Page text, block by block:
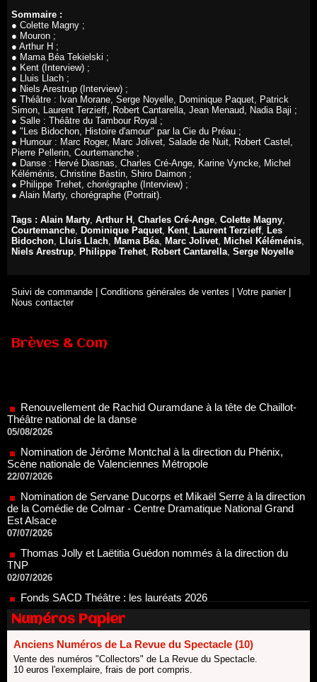
Sommaire :
● Colette Magny ;
● Mouron ;
● Arthur H ;
● Mama Béa Tekielski ;
● Kent (Interview) ;
● Lluis Llach ;
● Niels Arestrup (Interview) ;
● Théâtre : Ivan Morane, Serge Noyelle, Dominique Paquet, Patrick
Simon, Laurent Terzieff, Robert Cantarella, Jean Menaud, Nadia Baji ;
● Salle : Théâtre du Tambour Royal ;
● "Les Bidochon, Histoire d'amour" par la Cie du Préau ;
● Humour : Marc Roger, Marc Jolivet, Salade de Nuit, Robert Castel,
Pierre Pellerin, Courtemanche ;
● Danse : Hervé Diasnas, Charles Cré-Ange, Karine Vyncke, Michel
Kéléménis, Christine Bastin, Shiro Daimon ;
● Philippe Trehet, chorégraphe (Interview) ;
● Alain Marty, chorégraphe (Portrait).
Tags : Alain Marty, Arthur H , Charles Cré-Ange, Colette Magny,
Courtemanche, Dominique Paquet, Kent, Laurent Terzieff, Les
Bidochon, Lluis Llach, Mama Béa, Marc Jolivet, Michel Kéléménis,
Niels Arestrup, Philippe Trehet, Robert Cantarella, Serge Noyelle
Suivi de commande Conditions générales de ventes Votre panier
Nous contacter
Brèves & Com
Nomination de Jérôme Montchal à la direction du Phénix,
Scène nationale de Valenciennes Métropole
Nomination de Servane Ducorps et Mikaël Serre à la direction
de la Comédie de Colmar - Centre Dramatique National Grand
07/07/2026
Thomas Jolly et Laëtitia Guédon nommés à la direction du
TNP
Fonds SACD Théâtre : les lauréats 2026
23/06/2026
Dispositif ARTCENA Écrire pour le cirque, les lauréats 2026 !
20/06/2026
Le palmarès des prix SACD 2026
18/06/2026
Les 10 lauréats du Fonds Grandes Formes Théâtre 2026
SACD
Numéros Papier
Anciens Numéros de La Revue du Spectacle (10)
Vente des numéros "Collectors" de La Revue du Spectacle.
10 euros l'exemplaire, frais de port compris.